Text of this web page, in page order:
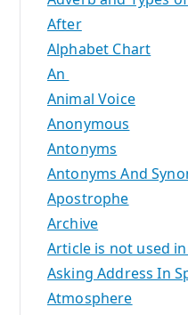
After
Alphabet Chart
An
Animal Voice
Anonymous
Antonyms
Antonyms And
Apostrophe
Archive
Article is not used
Asking Address In
Atmosphere